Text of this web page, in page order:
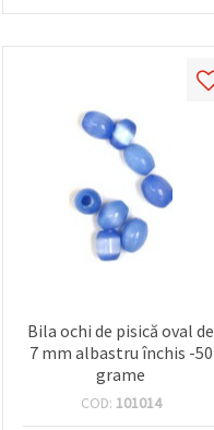
Bila ochi de pisică oval de
7 mm albastru închis -50
grame
COD: 101014